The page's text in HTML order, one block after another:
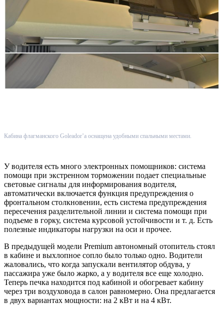
Кабина флагманского Goleador’a оснащена удобными спальными местами.
У водителя есть много электронных помощников: система
помощи при экстренном торможении подает специальные
световые сигналы для информирования водителя,
автоматически включается функция предупреждения о
фронтальном столкновении, есть система предупреждения
пересечения разделительной линии и система помощи при
подъеме в горку, система курсовой устойчивости и т. д. Есть
полезные индикаторы нагрузки на оси и прочее.
В предыдущей модели Premium автономный отопитель стоял
в кабине и выхлопное сопло было только одно. Водители
жаловались, что когда запускали вентилятор обдува, у
пассажира уже было жарко, а у водителя все еще холодно.
Теперь печка находится под кабиной и обогревает кабину
через три воздуховода в салон равномерно. Она предлагается
в двух вариантах мощности: на 2 кВт и на 4 кВт.